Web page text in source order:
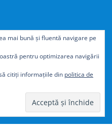
ușordecât
mai bună și fluentă navigare pe
pentru optimizarea navigării
citiți informațiile din politica de